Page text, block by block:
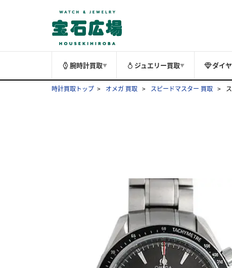
腕時計買取▼ ジュエリー買取▼ ダイ
時計買取トップ オメガ 買取 スピードマスター 買取